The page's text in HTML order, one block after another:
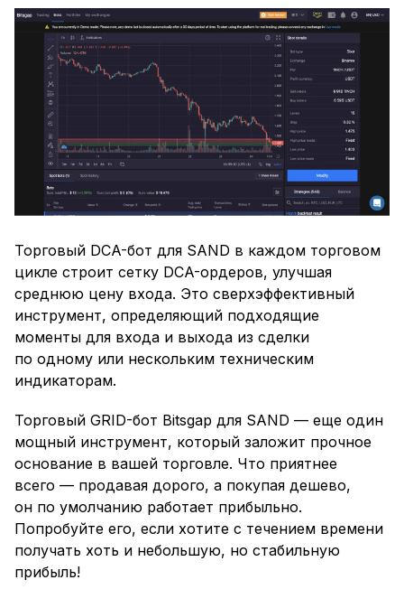
Торговый DCA-бот для SAND в каждом торговом
цикле строит сетку DCA-ордеров, улучшая
среднюю цену входа. Это сверхэффективный
инструмент, определяющий подходящие
моменты для входа и выхода из сделки
по одному или нескольким техническим
индикаторам.
Торговый GRID-бот Bitsgap для SAND — еще один
мощный инструмент, который заложит прочное
основание в вашей торговле. Что приятнее
всего — продавая дорого, а покупая дешево,
он по умолчанию работает прибыльно.
Попробуйте его, если хотите с течением времени
получать хоть и небольшую, но стабильную
прибыль!